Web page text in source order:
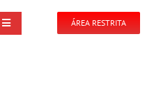
ÁREA RESTRITA